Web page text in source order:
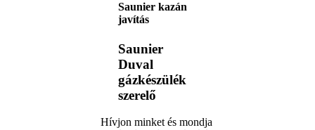
Saunier kazán
javítás
Saunier
Duval
gázkészülék
szerelő
Hívjon minket és mondja